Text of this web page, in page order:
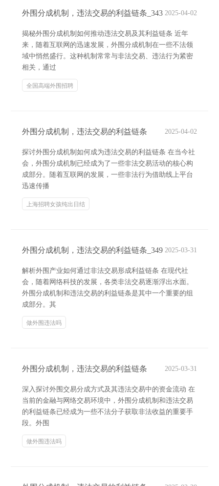
外围分成机制，违法交易的利益链条_343 2025-04-02
揭秘外围分成机制如何推动违法交易及其利益链条 近年
来，随着互联网的迅速发展，外围分成机制在一些不法领
域中悄然盛行。这种机制常常与非法交易、违法行为紧密
相关，通过
全国高端外围招聘
外围分成机制，违法交易的利益链条 2025-04-02
探讨外围分成机制如何成为违法交易的利益链条 在当今社
会，外围分成机制已经成为了一些非法交易活动的核心构
成部分。随着互联网的发展，一些非法行为借助线上平台
迅速传播
上海招聘女孩纯出日结
外围分成机制，违法交易的利益链条_349 2025-03-31
解析外围产业如何通过非法交易形成利益链条 在现代社
会，随着网络科技的发展，各类非法交易逐渐浮出水面。
外围分成机制和违法交易的利益链条是其中一个重要的组
成部分。其
做外围违法吗
外围分成机制，违法交易的利益链条 2025-03-31
深入探讨外围交易分成方式及其违法交易中的资金流动 在
当前的金融与网络交易环境中，外围分成机制和违法交易
的利益链条已经成为一些不法分子获取非法收益的重要手
段。外围
做外围违法吗